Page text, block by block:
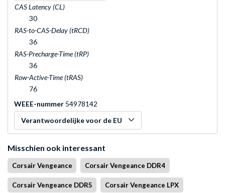
CAS Latency (CL)
30
RAS-to-CAS-Delay (tRCD)
36
RAS-Precharge-Time (tRP)
36
Row-Active-Time (tRAS)
76
WEEE-nummer 54978142
Verantwoordelijke voor de EU
Misschien ook interessant
Corsair Vengeance Corsair Vengeance DDR4
Corsair Vengeance DDR5 Corsair Vengeance LPX